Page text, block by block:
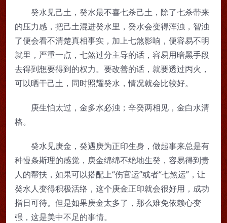
癸水见己土，癸水最不喜七杀己土，除了七杀带来
的压力感，把己土混进癸水里，癸水会变得浑浊，智浊
了便会看不清楚真相事实，加上七煞影响，便容易不明
就里，严重一点，七煞过分主导的话，容易用暗黑手段
去得到想要得到的权力。要改善的话，就要透过丙火，
可以晒干己土，同时照耀癸水，情况就会比较好。
庚生怕太过，金多水必浊；辛癸两相见，金白水清
格。
癸水见庚金，癸遇庚为正印生身，做起事来总是有
种慢条斯理的感觉，庚金绵绵不绝地生癸，容易得到贵
人的帮扶，如果可以搭配上“伤官运”或者“七煞运”，让
癸水人变得积极活络，这个庚金正印就会很好用，成功
指日可待。但是如果庚金太多了，那么难免依赖心变
强，这是美中不足的事情。